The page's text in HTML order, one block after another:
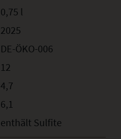
0,75 l
2025
DE-ÖKO-006
12
4,7
6,1
enthält Sulfite